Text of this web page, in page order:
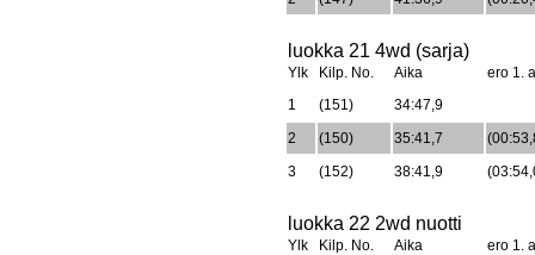
luokka 21 4wd (sarja)
Ylk Kilp. No. Aika
ero 1.
1
(151)
34:47,9
2
(150) 35:41,7
3
(152) 38:41,9
luokka 22 2wd nuotti
Ylk Kilp. No. Aika
ero 1.